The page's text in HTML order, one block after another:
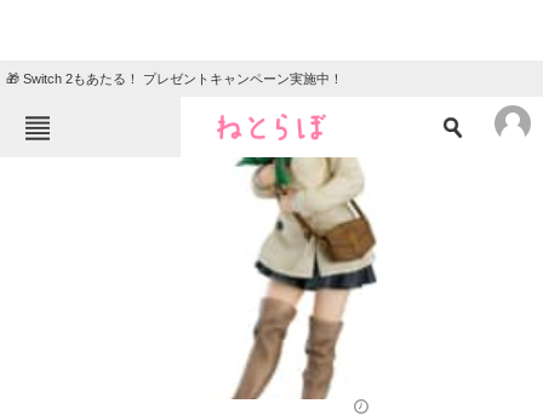
🎁 Switch 2もあたる！ プレゼントキャンペーン実施中！
ニュース
クイズ
地域
教育・育児
リサーチ